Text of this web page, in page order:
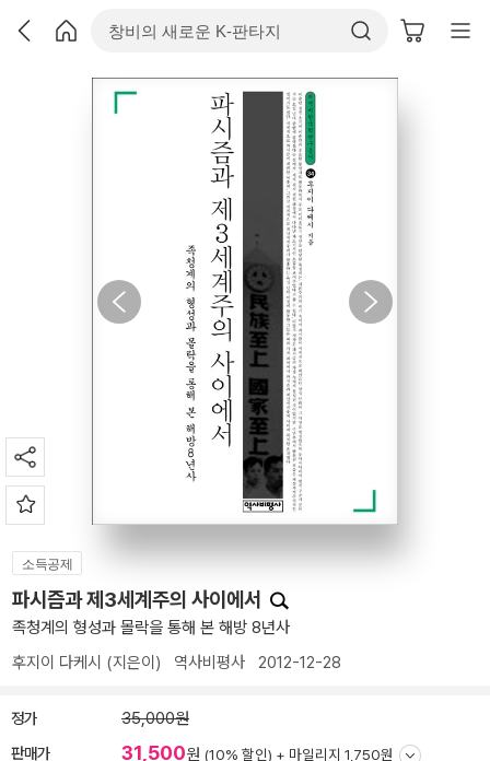
소득공제
파시즘과 제3세계주의 사이에서
족청계의 형성과 몰락을 통해 본 해방 8년사
후지이 다케시 (지은이) 역사비평사 2012-12-28
정가 35,000원
판매가 31,500원 (10% 할인) + 마일리지 1,750원